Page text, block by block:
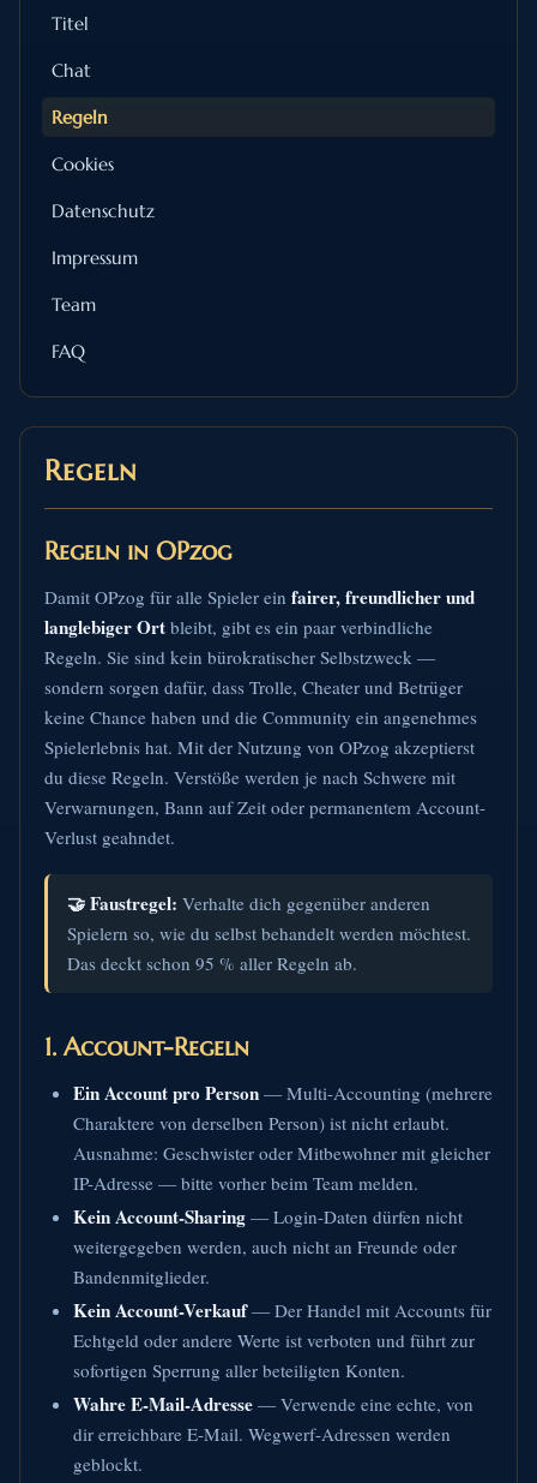
Titel
Chat
Regeln
Cookies
Datenschutz
Impressum
Team
FAQ
Regeln
Regeln in OPzog
Damit OPzog für alle Spieler ein fairer, freundlicher und
langlebiger Ort bleibt, gibt es ein paar verbindliche
Regeln. Sie sind kein bürokratischer Selbstzweck —
sondern sorgen dafür, dass Trolle, Cheater und Betrüger
keine Chance haben und die Community ein angenehmes
Spielerlebnis hat. Mit der Nutzung von OPzog akzeptierst
du diese Regeln. Verstöße werden je nach Schwere mit
Verwarnungen, Bann auf Zeit oder permanentem Account-
Verlust geahndet.
🤝 Faustregel: Verhalte dich gegenüber anderen
Spielern so, wie du selbst behandelt werden möchtest.
Das deckt schon 95 % aller Regeln ab.
1. Account-Regeln
Ein Account pro Person — Multi-Accounting (mehrere
Charaktere von derselben Person) ist nicht erlaubt.
Ausnahme: Geschwister oder Mitbewohner mit gleicher
IP-Adresse — bitte vorher beim Team melden.
Kein Account-Sharing — Login-Daten dürfen nicht
weitergegeben werden, auch nicht an Freunde oder
Bandenmitglieder.
Kein Account-Verkauf— Der Handel mit Accounts für
Echtgeld oder andere Werte ist verboten und führt zur
sofortigen Sperrung aller beteiligten Konten.
Wahre E-Mail-Adresse — Verwende eine echte, von
dir erreichbare E-Mail. Wegwerf-Adressen werden
geblockt.